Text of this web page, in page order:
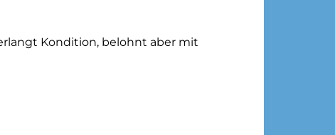
Kondition, belohnt aber mit